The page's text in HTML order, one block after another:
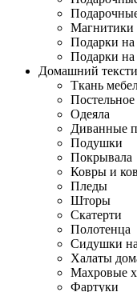
Магнитики
Подарки на
Подарки на
Домашний
Ткань
Постельное
Одеяла
Диванные
Подушки
Покрывала
Ковры и
Пледы
Шторы
Скатерти
Полотенца
Сидушки на
Халаты
Махровые
Фартуки